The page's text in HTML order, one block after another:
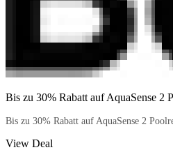
Bis zu 30% Rabatt auf AquaSense 2
Bis zu 30% Rabatt auf AquaSense 2
View Deal